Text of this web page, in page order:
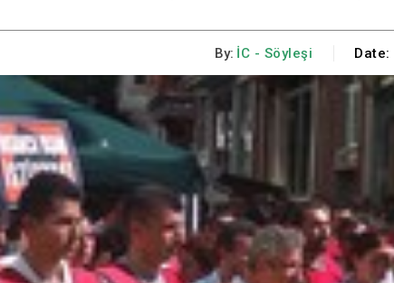
By: İC - Söyleşi Date: